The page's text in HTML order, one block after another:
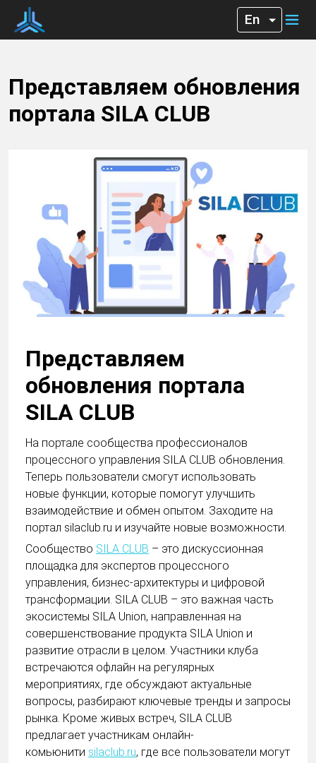
Представляем обновления
портала SILA CLUB
Представляем
обновления портала
SILA CLUB
На портале сообщества профессионалов
процессного управления SILA CLUB обновления.
Теперь пользователи смогут использовать
новые функции, которые помогут улучшить
взаимодействие и обмен опытом. Заходите на
портал silaclub.ru и изучайте новые возможности.
Сообщество SILA CLUB – это дискуссионная
площадка для экспертов процессного
управления, бизнес-архитектуры и цифровой
трансформации. SILA CLUB – это важная часть
экосистемы SILA Union, направленная на
совершенствование продукта SILA Union и
развитие отрасли в целом. Участники клуба
встречаются офлайн на регулярных
мероприятиях, где обсуждают актуальные
вопросы, разбирают ключевые тренды и запросы
рынка. Кроме живых встреч, SILA CLUB
предлагает участникам онлайн-
комьюнити silaclub.ru, где все пользователи могут